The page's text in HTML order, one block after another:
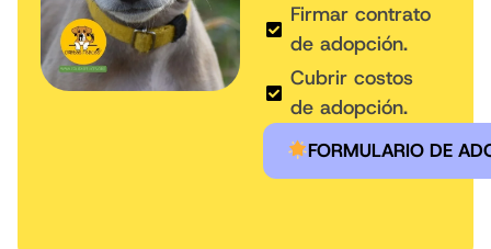
Firmar contrato
de adopción.
Cubrir costos
de adopción.
FORMULARIO DE